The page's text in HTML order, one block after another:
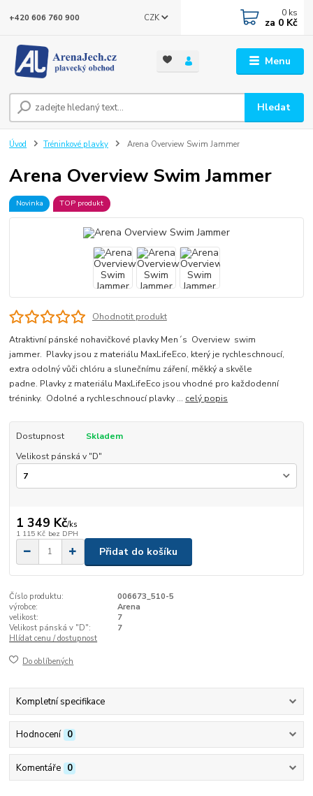
Menu
CZK
Hledat
+420 606 760 900 0 ks
za 0 Kč
Úvod Tréninkové plavky Arena Overview Swim Jammer
Arena Overview Swim Jammer
Novinka TOP produkt
Ohodnotit produkt
Atraktivní pánské nohavičkové plavky Men´s Overview swim
jammer. Plavky jsou z materiálu MaxLifeEco, který je rychleschnoucí,
extra odolný vůči chlóru a slunečnímu záření, měkký a skvěle
padne. Plavky z materiálu MaxLifeEco jsou vhodné pro každodenní
tréninky. Odolné a rychleschnoucí plavky ... celý popis
Dostupnost
Skladem
Velikost pánská v "D"
1 349 Kč/ks
1 115 Kč bez DPH
Přidat do košíku
Číslo produktu:
006673_510-5
výrobce:
Arena
velikost:
7
Velikost pánská v "D":
7
Hlídat cenu / dostupnost
Do oblíbených
Kompletní specifikace
Hodnocení 0
Komentáře 0